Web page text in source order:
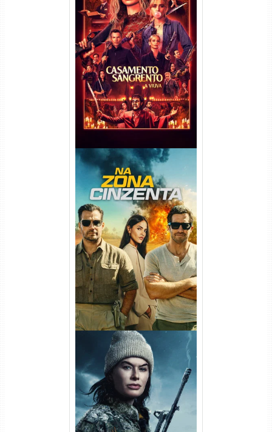
Casamento Sangrento: A
Viúva Torrent (2026) WEB-DL
720p/1080p/4K Dual Áudio
Na Zona Cinzenta Torrent
(2026) WEB-DL 1080p/4K
Dual Áudio
Balística Torrent (2025) WEB-
DL 1080p Dual Áudio